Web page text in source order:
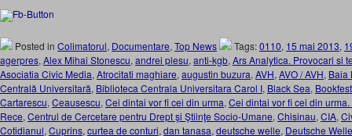
Posted in Colimatorul, Documentare, Top News Tags:0110, 15 mai 2013,
agerpres, Alex Mihai Stonescu, andrei plesu, anti-kgb, Ars Analytica. Provocari si
Asociatia Civic Media, Atrocitati maghiare, augustin buzura, AVH, AVO / AVH, Baia
Centrală Universitară, Biblioteca Centrala Universitara Carol I, Black Sea, Bookfest
Cartarescu, Ceausescu, Cei dintai vor fi cei din urma, Cei dintai vor fi cei din
Rece, Centrul de Cercetare pentru Drept şi Ştiinţe Socio-Umane, Chisinau, CIA,
Cotidianul, Cuprins, curtea de conturi, dan tanasa, deutsche welle, Deutsche